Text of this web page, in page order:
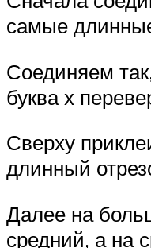
самые
Соединяем
буква х
Сверху
длинный
Далее на
средний, а на